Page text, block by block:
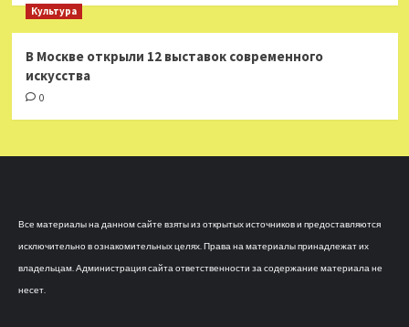
Культура
В Москве открыли 12 выставок современного
искусства
0
Все материалы на данном сайте взяты из открытых источников и предоставляются
исключительно в ознакомительных целях. Права на материалы принадлежат их
владельцам. Администрация сайта ответственности за содержание материала не
несет.